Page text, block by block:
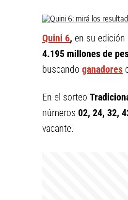
Quini 6, en su
4.195 millones de
buscando ganadores
En el sorteo
números 02, 24, 32,
vacante.